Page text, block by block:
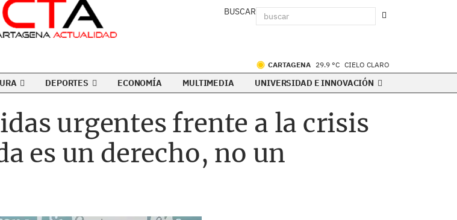
BUSCAR
CARTAGENA 29.9 °C CIELO CLARO
DEPORTES ECONOMÍA MULTIMEDIA UNIVERSIDAD E INNOVACIÓN
urgentes frente a la crisis
es un derecho, no un